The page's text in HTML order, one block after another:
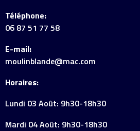
Téléphone:
06 87 51 77 58
E-mail:
moulinblande@mac.com
Horaires:
Lundi 03 Août: 9h30-18h30
Mardi 04 Août: 9h30-18h30